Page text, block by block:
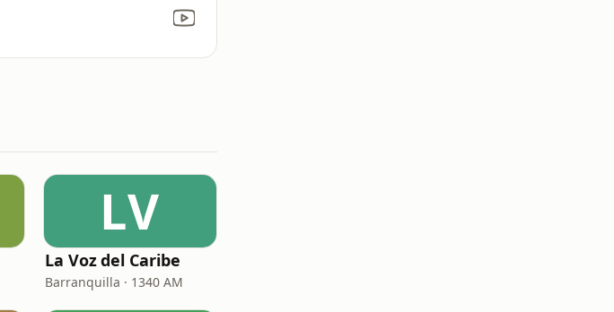
LV
La Voz del Caribe
Barranquilla · 1340 AM